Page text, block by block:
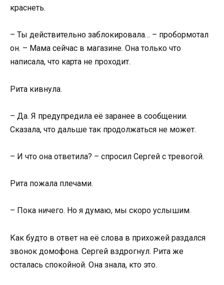
краснеть.
– Ты действительно заблокировала… – пробормотал
он. – Мама сейчас в магазине. Она только что
написала, что карта не проходит.
Рита кивнула.
– Да. Я предупредила её заранее в сообщении.
Сказала, что дальше так продолжаться не может.
– И что она ответила? – спросил Сергей с тревогой.
Рита пожала плечами.
– Пока ничего. Но я думаю, мы скоро услышим.
Как будто в ответ на её слова в прихожей раздался
звонок домофона. Сергей вздрогнул. Рита же
осталась спокойной. Она знала, кто это.